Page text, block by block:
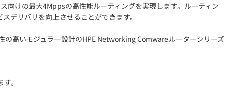
向けの最大4Mppsの高性能ルーティングを実現します。ルーティン
デリバリを向上させることができます。
高いモジュラー設計のHPE Networking Comwareルーターシリーズ
。